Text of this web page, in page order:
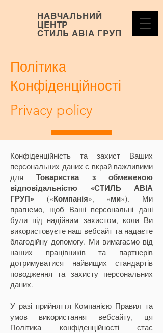
НАВЧАЛЬНИЙ
ЦЕНТР
СТИЛЬ АВІА ГРУП
Політика
Конфіденційності
Privacy policy
Конфіденційність та захист Ваших
персональних даних є вкрай важливими
дляТовариства з обмеженою
відповідальністю «СТИЛЬ АВІА
ГРУП» («Компанія», «ми»). Ми
прагнемо, щоб Ваші персональні дані
були під надійним захистом, коли Ви
використовуєте наш вебсайт та надаєте
благодійну допомогу. Ми вимагаємо від
наших працівників та партнерів
дотримуватися найвищих стандартів
поводження та захисту персональних
даних.
У разі прийняття Компанією Правил та
умов використання вебсайту, ця
Політика конфіденційності стає